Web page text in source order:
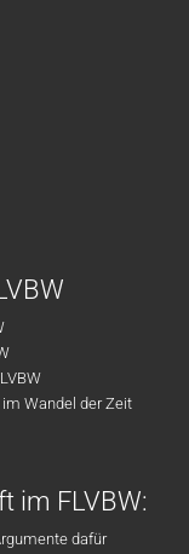
Wandel der Zeit
im FLVBW:
dafür